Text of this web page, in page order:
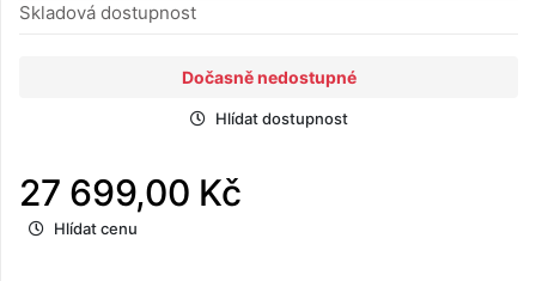
Skladová dostupnost
Dočasně nedostupné
Hlídat dostupnost
27 699,00 Kč
Hlídat cenu